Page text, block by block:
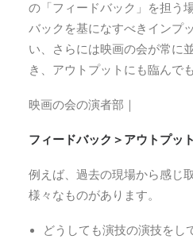
の「フィードバック」を担う
バックを基になすべきインプ
い、さらには映画の会が常に
き、アウトプットにも臨んで
映画の会の演者部｜
フィードバック＞アウトプッ
例えば、過去の現場から感じ
様々なものがあります。
どうしても演技の演技をし